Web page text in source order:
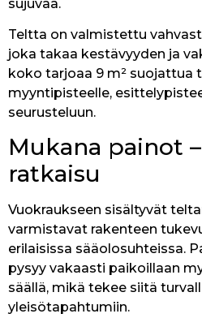
sujuvaa.
Teltta on valmistettu
joka takaa kestävyyden ja
koko tarjoaa 9 m² suojattua
myyntipisteelle,
seurusteluun.
Mukana painot
ratkaisu
Vuokraukseen sisältyvät
varmistavat rakenteen
erilaisissa sääolosuhteissa.
pysyy vakaasti paikoillaan
säällä, mikä tekee siitä
yleisötapahtumiin.